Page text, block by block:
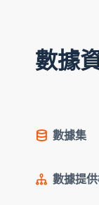
數據
數據集
數據提